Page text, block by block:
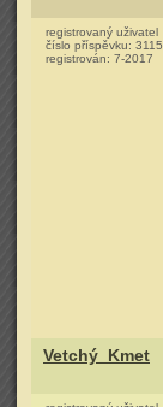
registrovaný uživatel
číslo příspěvku: 3115
registrován: 7-2017
Vetchý_Kmet